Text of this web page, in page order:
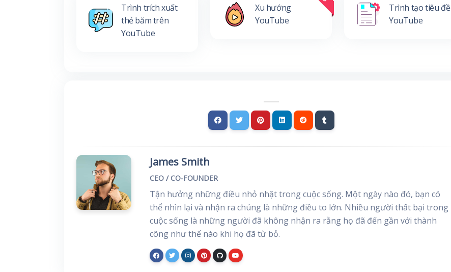
Trình trích xuất
thẻ băm trên
YouTube
Xu hướng
YouTube
Trình tạo tiêu đề
YouTube
James Smith
CEO / CO-FOUNDER
Tận hưởng những điều nhỏ nhặt trong cuộc sống. Một ngày nào đó, bạn có
thể nhìn lại và nhận ra chúng là những điều to lớn. Nhiều người thất bại trong
cuộc sống là những người đã không nhận ra rằng họ đã đến gần với thành
công như thế nào khi họ đã từ bỏ.